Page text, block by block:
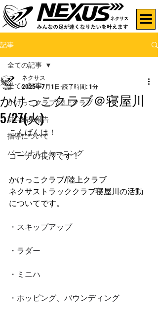
記事
全ての記事
かけっこクラブ/陸上クラブ
試合結果報告
指導について
パーソナルトレーニング
全ての記事
かけっこクラブ＠寝屋川
5/27(火)
ネクサス
2025年7月1日 読了時間: 1分
こんばんは！
コーチの長澤です！
かけっこクラブ/陸上クラブ
ネクサストラッククラブ寝屋川の活動
についてです。
・スキップアップ
・ラダー
・ミニハ
・ホッピング、バウンディング